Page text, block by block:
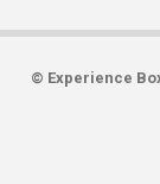
© Experience